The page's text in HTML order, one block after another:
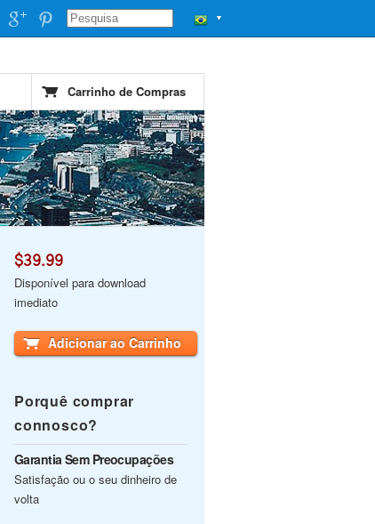
▼
Carrinho de Compras
$39.99
Disponível para download
imediato
Adicionar ao Carrinho
Porquê comprar
connosco?
Garantia Sem Preocupações
Satisfação ou o seu dinheiro de
volta